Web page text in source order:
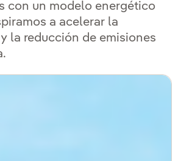
con un modelo energético
a acelerar la
la reducción de emisiones